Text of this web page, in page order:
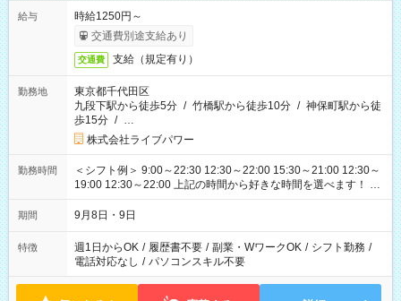
給与
時給1250円～
交通費別途支給あり
交通費 支給（規定有り）
勤務地
東京都千代田区
九段下駅から徒歩5分 / 竹橋駅から徒歩10分 / 神保町駅から徒
歩15分 / …
株式会社ライブパワー
勤務時間
＜シフト例＞ 9:00～22:30 12:30～22:00 15:30～21:00 12:30～
19:00 12:30～22:00 上記の時間から好きな時間を選べます！ ※
時間は変更となる可能性があります
期間 9月8日・9日
特徴 週1日からOK / 履歴書不要 / 副業・WワークOK / シフト勤務 /
電話対応なし / パソコンスキル不要